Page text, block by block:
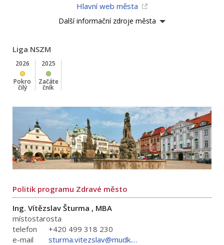
Hlavní web města
Další informační zdroje města
Liga NSZM
2026
Pokro
čilý
2025
Začáte
čník
Politik programu Zdravé město
Ing. Vítězslav Šturma , MBA
místostarosta
telefon
+420 499 318 230
e-mail
sturma.vitezslav@mudk.cz